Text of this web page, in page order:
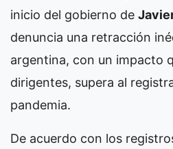
inicio del gobierno de
denuncia una retracción
argentina, con un impacto
dirigentes, supera al
pandemia.
De acuerdo con los